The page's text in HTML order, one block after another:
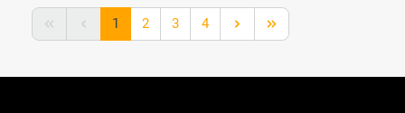
Seite
1 Seite
2 Seite
3 Seite
4